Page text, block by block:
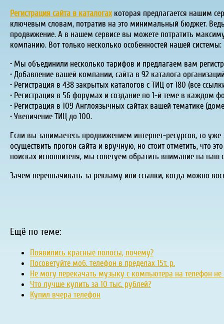
Регистрация сайта в каталогахкоторая предлагается нашим
ключевым словам, потратив на это минимальный бюджет.
продвижение. А в нашем сервисе вы можете потратить
компанию. Вот только несколько особенностей нашей системы:
• Мы объединили несколько тарифов и предлагаем вам
• Добавление вашей компании, сайта в 92 каталога
• Регистрация в 438 закрытых каталогов с ТИЦ от 180 (все
• Регистрация в 56 форумах и создание по 1-й теме в каждом
• Регистрация в 109 Англоязычных сайтах вашей тематике
• Увеличение ТИЦ до 100.
Если вы занимаетесь продвижением интернет-ресурсов, то
осуществить прогон сайта и вручную, но стоит отметить, что
поисках исполнителя, мы советуем обратить внимание на
Зачем переплачивать за рекламу или ссылки, когда можно
Ещё по теме:
Появились красные полосы, почему?
Посоветуйте моб. телефон в пределах 15т. р.
Не могу перекачать музыку с компьютера на телефон
Что лучше купить за 10 тыс. рублей?
Купил вчера телефон